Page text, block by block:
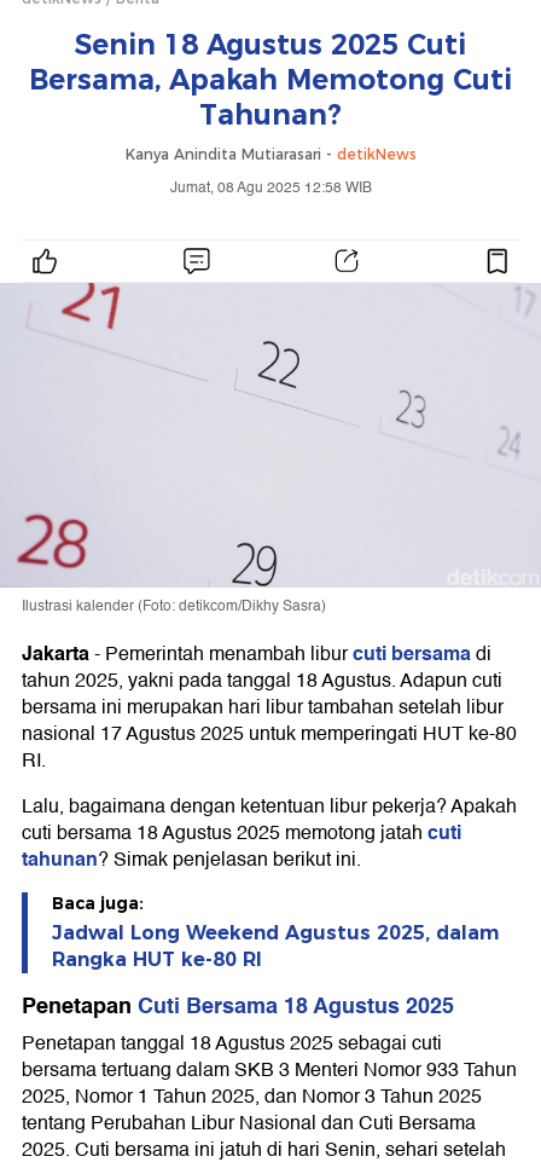
Senin 18 Agustus 2025 Cuti
Bersama, Apakah Memotong Cuti
Tahunan?
Kanya Anindita Mutiarasari - detikNews
Jumat, 08 Agu 2025 12:58 WIB
Ilustrasi kalender (Foto: detikcom/Dikhy Sasra)
Jakarta-Pemerintah menambah liburcuti bersamadi
tahun 2025, yakni pada tanggal 18 Agustus. Adapun cuti
bersama ini merupakan hari libur tambahan setelah libur
nasional 17 Agustus 2025 untuk memperingati HUT ke-80
RI.
Lalu, bagaimana dengan ketentuan libur pekerja? Apakah
cuti bersama 18 Agustus 2025 memotong jatahcuti
tahunan? Simak penjelasan berikut ini.
Baca juga:
Jadwal Long Weekend Agustus 2025, dalam
Rangka HUT ke-80 RI
Penetapan Cuti Bersama 18 Agustus 2025
Penetapan tanggal 18 Agustus 2025 sebagai cuti
bersama tertuang dalam SKB 3 Menteri Nomor 933 Tahun
2025, Nomor 1 Tahun 2025, dan Nomor 3 Tahun 2025
tentang Perubahan Libur Nasional dan Cuti Bersama
2025. Cuti bersama ini jatuh di hari Senin, sehari setelah